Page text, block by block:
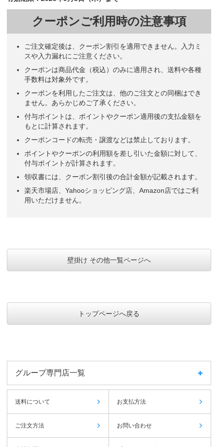
クーポンご利用時の注意事項
ご注文確定後は、クーポン割引を適用できません。入力ミ
スや入力漏れにご注意ください。
クーポンは商品代金（税込）のみに適用され、送料や各種
手数料は対象外です。
クーポンを利用したご注文は、他のご注文との同梱はでき
ません。あらかじめご了承ください。
付与ポイントは、ポイントやクーポン適用後の支払金額を
もとに計算されます。
クーポンコードの転売・譲渡などは禁止しております。
ポイントやクーポンの利用額を差し引いた金額に対して、
付与ポイントが計算されます。
領収書には、クーポン割引後の合計金額が記載されます。
楽天市場店、Yahooショッピング店、Amazon店ではご利
用いただけません。
壁掛け その他一覧ページへ
トップページへ戻る
グループ専門店一覧
送料について お支払方法
ご注文方法 お問い合わせ